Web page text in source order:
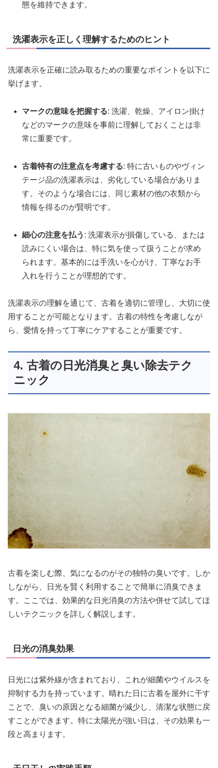
態を維持できます。
洗濯表示を正しく理解するためのヒント
洗濯表示を正確に読み取るための重要なポイントを以下に
挙げます。
マークの意味を把握する: 洗濯、乾燥、アイロン掛け
などのマークの意味を事前に理解しておくことは非
常に重要です。
古着特有の注意点を考慮する: 特に古いものやヴィン
テージ品の洗濯表示は、劣化している場合がありま
す。そのような場合には、同じ素材の他の衣類から
情報を得るのが賢明です。
細心の注意を払う : 洗濯表示が損傷している、または
読みにくい場合は、特に気を使って扱うことが求め
られます。基本的には手洗いを心がけ、丁寧なお手
入れを行うことが理想的です。
洗濯表示の理解を通じて、古着を適切に管理し、大切に使
用することが可能となります。古着の特性を考慮しなが
ら、愛情を持って丁寧にケアすることが重要です。
4. 古着の日光消臭と臭い除去テク
ニック
古着を楽しむ際、気になるのがその独特の臭いです。しか
しながら、日光を賢く利用することで簡単に消臭できま
す。ここでは、効果的な日光消臭の方法や併せて試してほ
しいテクニックを詳しく解説します。
日光の消臭効果
日光には紫外線が含まれており、これが細菌やウイルスを
抑制する力を持っています。晴れた日に古着を屋外に干す
ことで、臭いの原因となる細菌が減少し、清潔な状態に戻
すことができます。特に太陽光が強い日は、その効果も一
段と高まります。